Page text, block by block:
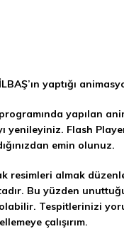
yaptığı
yapılan
yenileyiniz. Flash
emin olunuz.
resimleri almak
Bu yüzden
olabilir. Tespitlerinizi
çalışırım.